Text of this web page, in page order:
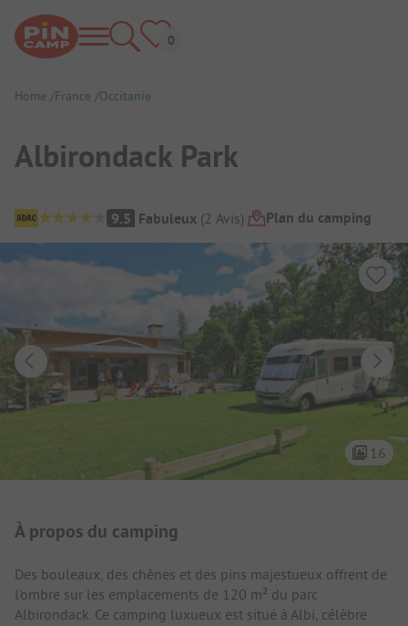
Home France Occitanie
Albirondack Park
Aperçu du camping
9.5 Fabuleux (2 Avis) Plan du camping
16
Présentation du camping
À propos du camping
Des bouleaux, des chênes et des pins majestueux offrent de
l'ombre sur les emplacements de 120 m² du parc
Albirondack. Ce camping luxueux est situé à Albi, célèbre